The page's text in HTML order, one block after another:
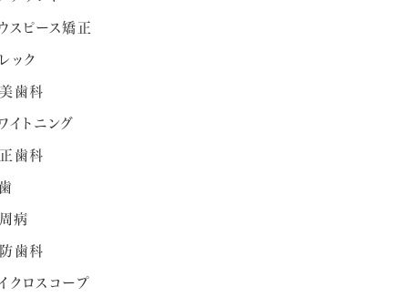
スピース矯正
ック
歯科
イトニング
歯科
病
歯科
クロスコープ